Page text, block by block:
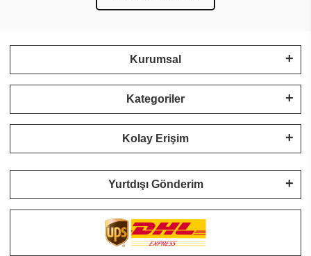
Kurumsal
Kategoriler
Kolay Erişim
Yurtdışı Gönderim